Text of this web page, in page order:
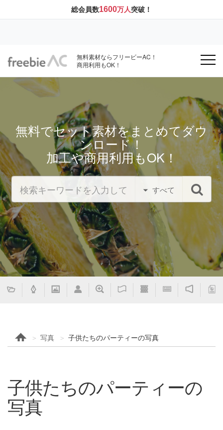
総会員数1600万人突破！
無料素材ならフリービーAC！
商用利用もOK！
無料でセット素材をまとめてダウ
ンロード！
加工や商用利用もOK！
すべて
写真 子供たちのパーティーの写真
子供たちのパーティーの
写真